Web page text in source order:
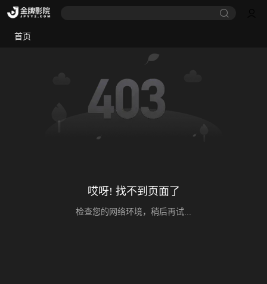
首页
哎呀! 找不到页面了
检查您的网络环境，稍后再试...